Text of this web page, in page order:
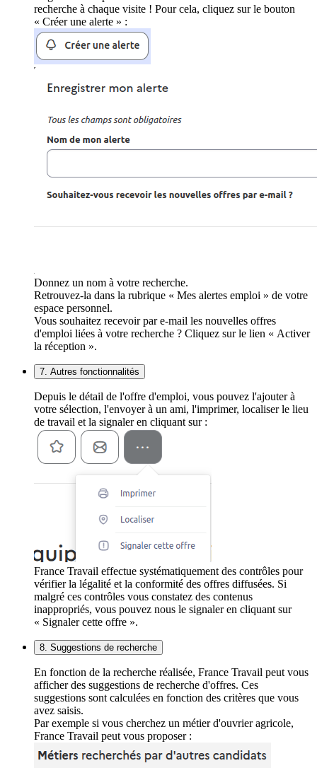
recherche à chaque visite ! Pour cela, cliquez sur le bouton
« Créer une alerte » :
Donnez un nom à votre recherche.
Retrouvez-la dans la rubrique « Mes alertes emploi » de votre
espace personnel.
Vous souhaitez recevoir par e-mail les nouvelles offres
d'emploi liées à votre recherche ? Cliquez sur le lien « Activer
la réception ».
7. Autres fonctionnalités
Depuis le détail de l'offre d'emploi, vous pouvez l'ajouter à
votre sélection, l'envoyer à un ami, l'imprimer, localiser le lieu
de travail et la signaler en cliquant sur :
France Travail effectue systématiquement des contrôles pour
vérifier la légalité et la conformité des offres diffusées. Si
malgré ces contrôles vous constatez des contenus
inappropriés, vous pouvez nous le signaler en cliquant sur
« Signaler cette offre ».
8. Suggestions de recherche
En fonction de la recherche réalisée, France Travail peut vous
afficher des suggestions de recherche d'offres. Ces
suggestions sont calculées en fonction des critères que vous
avez saisis.
Par exemple si vous cherchez un métier d'ouvrier agricole,
France Travail peut vous proposer :